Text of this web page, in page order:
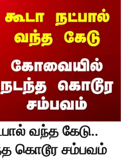
வந்த கேடு..
கொடூர சம்பவம்